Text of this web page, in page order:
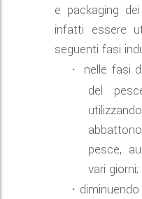
e packaging
infatti essere
seguenti fasi
·
nelle fasi
del
pesce,
vari giorni;
·